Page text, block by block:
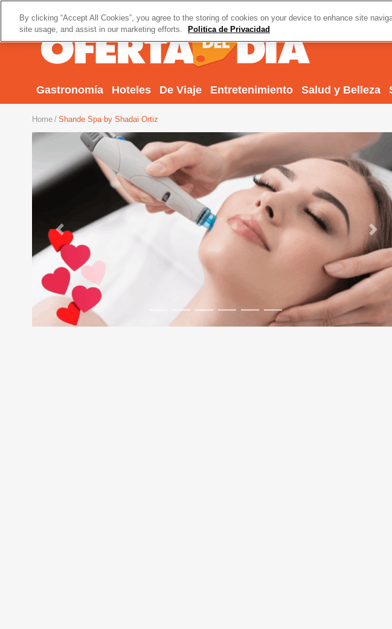
Gastronomía Hoteles De Viaje Entretenimiento Salud y Belleza
Home Shande Spa by Shadai Ortiz
Previous Next
By clicking “Accept All Cookies”, you agree to the storing of cookies on your device to enhance site
site usage, and assist in our marketing efforts.
Politica de Privacidad